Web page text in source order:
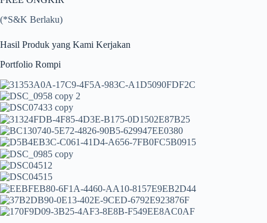
(*S&K Berlaku)
Hasil Produk yang Kami Kerjakan
Portfolio Rompi